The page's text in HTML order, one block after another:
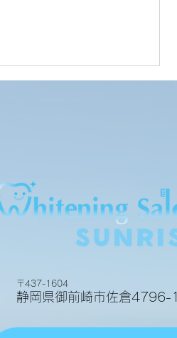
〒437-1604
静岡県御前崎市佐倉4796-1